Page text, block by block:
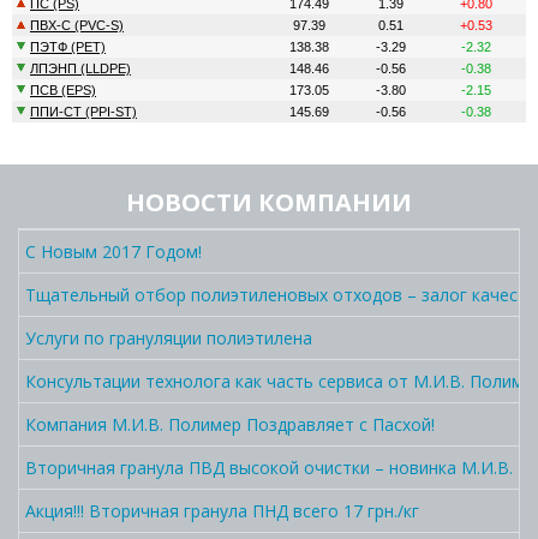
НОВОСТИ КОМПАНИИ
С Новым 2017 Годом!
Тщательный отбор полиэтиленовых отходов – залог
Услуги по грануляции полиэтилена
Консультации технолога как часть сервиса от М.И.В.
Компания М.И.В. Полимер Поздравляет с Пасхой!
Вторичная гранула ПВД высокой очистки – новинка М.И.В.
Акция!!! Вторичная гранула ПНД всего 17 грн./кг